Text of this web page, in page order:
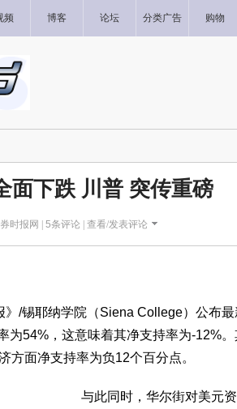
频 博客 论坛 分类广告 购物
面下跌 川普 突传重磅
时报网 | 5条评论 | 查看/发表评论
》/锡耶纳学院（Siena College）公布
为54%，这意味着其净支持率为-12%
方面净支持率为负12个百分点。
与此同时，华尔街对美元